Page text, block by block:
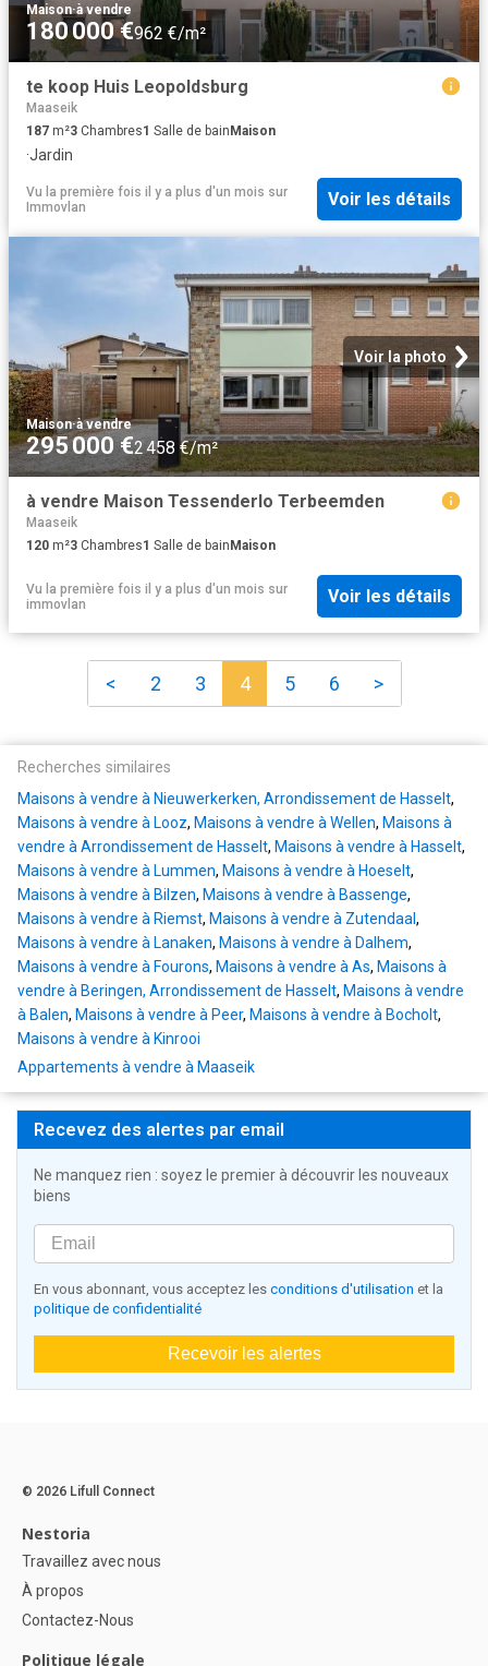
Maison·à vendre
180 000 €962 €/m²
te koop Huis Leopoldsburg
Maaseik
187 m²3 Chambres1 Salle de bain Maison
·Jardin
Vu la première fois il y a plus d'un mois sur
Immovlan
Voir les détails
Voir la photo
Maison·à vendre
295 000 €2 458 €/m²
à vendre Maison Tessenderlo Terbeemden
Maaseik
120 m²3 Chambres1 Salle de bainMaison
Vu la première fois il y a plus d'un mois sur
immovlan
Voir les détails
< 2 3 4 5 6 >
Recherches similaires
Maisons à vendre à Nieuwerkerken, Arrondissement de Hasselt,
Maisons à vendre à Looz, Maisons à vendre à Wellen, Maisons à
vendre à Arrondissement de Hasselt, Maisons à vendre à Hasselt,
Maisons à vendre à Lummen, Maisons à vendre à Hoeselt,
Maisons à vendre à Bilzen, Maisons à vendre à Bassenge,
Maisons à vendre à Riemst, Maisons à vendre à Zutendaal,
Maisons à vendre à Lanaken, Maisons à vendre à Dalhem,
Maisons à vendre à Fourons, Maisons à vendre à As, Maisons à
vendre à Beringen, Arrondissement de Hasselt, Maisons à vendre
à Balen, Maisons à vendre à Peer, Maisons à vendre à Bocholt,
Maisons à vendre à Kinrooi
Appartements à vendre à Maaseik
Recevez des alertes par email
Ne manquez rien : soyez le premier à découvrir les nouveaux
biens
En vous abonnant, vous acceptez les conditions d'utilisation et la
politique de confidentialité
Recevoir les alertes
© 2026 Lifull Connect
Nestoria
Travaillez avec nous
À propos
Contactez-Nous
Politique légale